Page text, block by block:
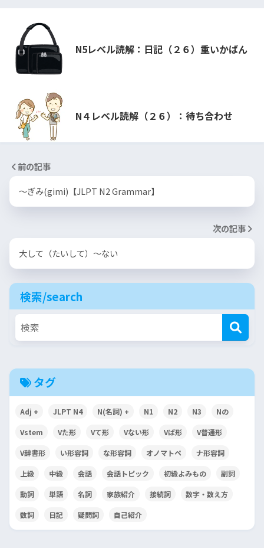
N5レベル読解：日記（２６）重いかばん
N４レベル読解（２６）：待ち合わせ
前の記事
〜ぎみ(gimi)【JLPT N2 Grammar】
次の記事
大して（たいして）～ない
検索/search
タグ
Adj + JLPT N4 N(名詞) + N1 N2 N3 Nの
Vstem Vた形 Vて形 Vない形 Vば形 V普通形
V辞書形 い形容詞 な形容詞 オノマトペ ナ形容詞
上級 中級 会話 会話トピック 初級よみもの 副詞
動詞 単語 名詞 家族紹介 接続詞 数字・数え方
数詞 日記 疑問詞 自己紹介